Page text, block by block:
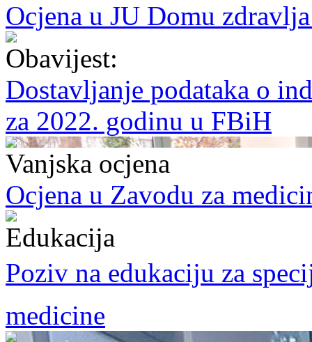
Ocjena u JU Domu
Obavijest:
Dostavljanje podataka o
za 2022. godinu u FBiH
Vanjska ocjena
Ocjena u Zavodu za
Edukacija
Poziv na edukaciju za
medicine